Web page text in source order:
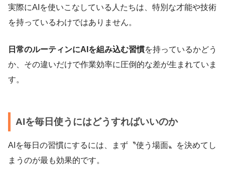
実際にAIを使いこなしている人たちは、特別な才能や技術
を持っているわけではありません。
日常のルーティンにAIを組み込む習慣を持っているかどう
か、その違いだけで作業効率に圧倒的な差が生まれていま
す。
AIを毎日使うにはどうすればいいのか
AIを毎日の習慣にするには、まず〝使う場面〟を決めてし
まうのが最も効果的です。